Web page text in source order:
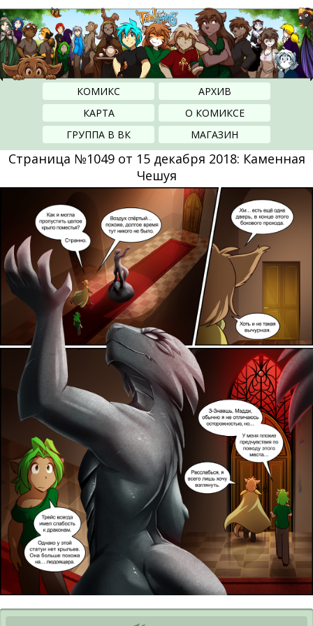
КОМИКС
АРХИВ
КАРТА
О КОМИКСЕ
ГРУППА В ВК
МАГАЗИН
Страница №1049 от 15 декабря 2018: Каменная
Чешуя